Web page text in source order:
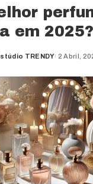
em 2025?
TRENDY 2 Abril,